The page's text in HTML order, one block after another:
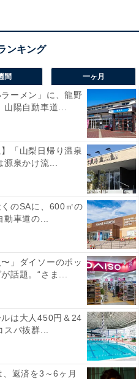
タジオツアー東京‐メ
・ポッター
イメージしたメニュー
間 一ヶ月
ーメン」に、龍野
陽自動車道...
「山梨日帰り温泉
泉かけ流...
くのSAに、600㎡の
車道の...
」ダイソーのポッ
話題。“さま...
ルは大人450円＆24
パ抜群...
返済を3～6ヶ月